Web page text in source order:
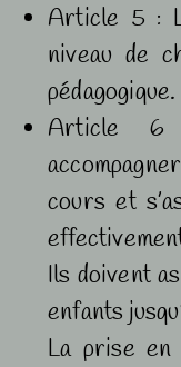
Article 5 :
niveau de
pédagogique.
Article 6
cours et
Ils doivent
enfants
La prise